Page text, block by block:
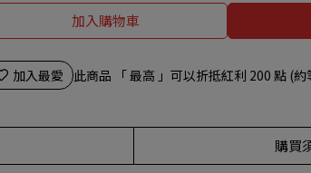
加入購物車
加入最愛 此商品 「 最高 」可以折抵紅利 200 點 (約
購買